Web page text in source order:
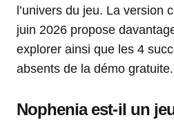
l’univers du jeu. La version
juin 2026 propose
explorer ainsi que les 4
absents de la démo gratuite.
Nophenia est-il un